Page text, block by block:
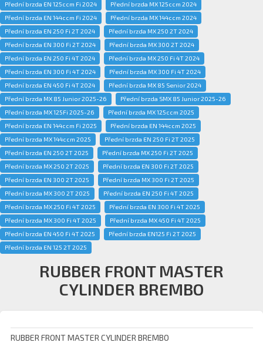
Přední brzda EN 125ccm Fi 2024
Přední brzda MX 125ccm 2024
Přední brzda EN 144ccm Fi 2024
Přední brzda MX 144ccm 2024
Přední brzda EN 250 Fi 2T 2024
Přední brzda MX 250 2T 2024
Přední brzda EN 300 Fi 2T 2024
Přední brzda MX 300 2T 2024
Přední brzda EN 250 Fi 4T 2024
Přední brzda MX 250 Fi 4T 2024
Přední brzda EN 300 Fi 4T 2024
Přední brzda MX 300 Fi 4T 2024
Přední brzda EN 450 Fi 4T 2024
Přední brzda MX 85 Senior 2024
Přední brzda MX 85 Junior 2025-26
Přední brzda SMX 85 Junior 2025-26
Přední brzda MX 125Fi 2025-26
Přední brzda MX 125ccm 2025
Přední brzda EN 144ccm Fi 2025
Přední brzda EN 144ccm 2025
Přední brzda MX 144ccm 2025
Přední brzda EN 250 Fi 2T 2025
Přední brzda EN 250 2T 2025
Přední brzda MX 250 Fi 2T 2025
Přední brzda MX 250 2T 2025
Přední brzda EN 300 Fi 2T 2025
Přední brzda EN 300 2T 2025
Přední brzda MX 300 Fi 2T 2025
Přední brzda MX 300 2T 2025
Přední brzda EN 250 Fi 4T 2025
Přední brzda MX 250 Fi 4T 2025
Přední brzda EN 300 Fi 4T 2025
Přední brzda MX 300 Fi 4T 2025
Přední brzda MX 450 Fi 4T 2025
Přední brzda EN 450 Fi 4T 2025
Přední brzda EN125 Fi 2T 2025
Přední brzda EN 125 2T 2025
RUBBER FRONT MASTER
CYLINDER BREMBO
RUBBER FRONT MASTER CYLINDER BREMBO